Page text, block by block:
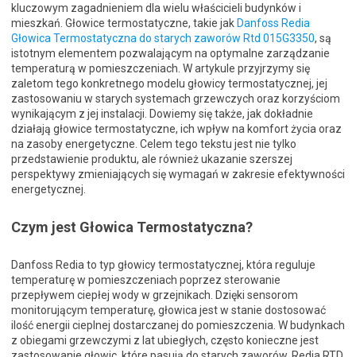
kluczowym zagadnieniem dla wielu właścicieli budynków i
mieszkań. Głowice termostatyczne, takie jak Danfoss Redia
Głowica Termostatyczna do starych zaworów Rtd 015G3350, są
istotnym elementem pozwalającym na optymalne zarządzanie
temperaturą w pomieszczeniach. W artykule przyjrzymy się
zaletom tego konkretnego modelu głowicy termostatycznej, jej
zastosowaniu w starych systemach grzewczych oraz korzyściom
wynikającym z jej instalacji. Dowiemy się także, jak dokładnie
działają głowice termostatyczne, ich wpływ na komfort życia oraz
na zasoby energetyczne. Celem tego tekstu jest nie tylko
przedstawienie produktu, ale również ukazanie szerszej
perspektywy zmieniających się wymagań w zakresie efektywności
energetycznej.
Czym jest Głowica Termostatyczna?
Danfoss Redia to typ głowicy termostatycznej, która reguluje
temperaturę w pomieszczeniach poprzez sterowanie
przepływem ciepłej wody w grzejnikach. Dzięki sensorom
monitorującym temperaturę, głowica jest w stanie dostosować
ilość energii cieplnej dostarczanej do pomieszczenia. W budynkach
z obiegami grzewczymi z lat ubiegłych, często konieczne jest